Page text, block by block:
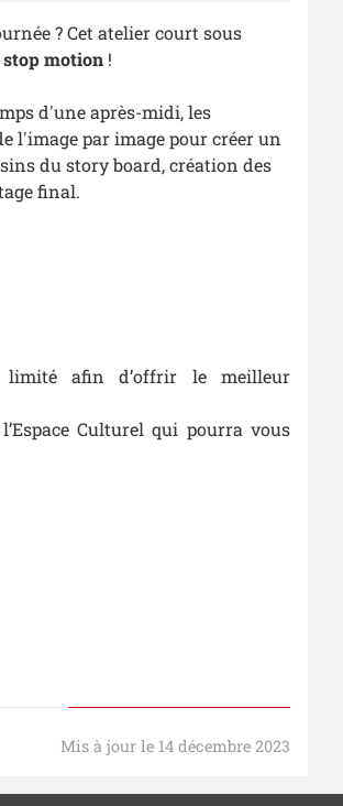
? Cet atelier court sous
stop motion!
d'une après-midi, les
l'image par image pour créer un
du story board, création des
final.
limité afin d’offrir le meilleur
Culturel qui pourra vous
Mis à jour le 14 décembre 2023